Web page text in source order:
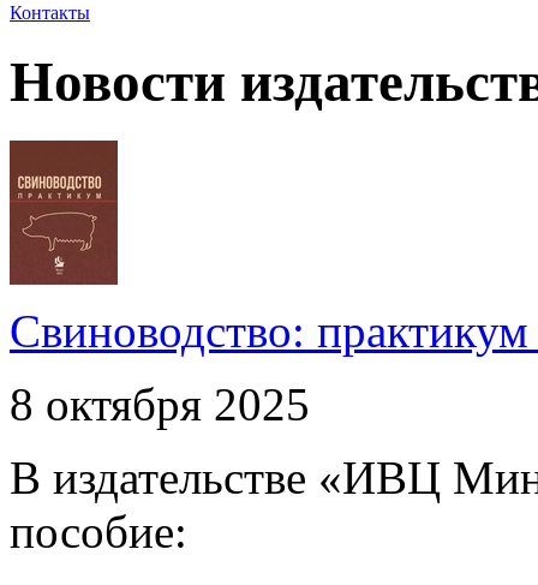
Контакты
Новости
Свиноводство:
8 октября 2025
В издательстве «ИВЦ
пособие: